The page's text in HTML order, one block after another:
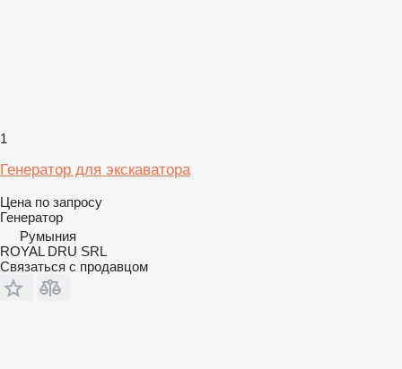
1
Генератор для экскаватора
Цена по запросу
Генератор
Румыния
ROYAL DRU SRL
Связаться с продавцом